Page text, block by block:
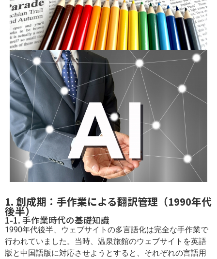
1. 創成期：手作業による翻訳管理（1990年代
後半）
1-1. 手作業時代の基礎知識
1990年代後半、ウェブサイトの多言語化は完全な手作業で
行われていました。当時、温泉旅館のウェブサイトを英語
版と中国語版に対応させようとすると、それぞれの言語用